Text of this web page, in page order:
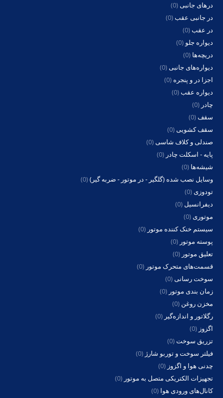
درهای جانبی(0)
در جانبی عقب(0)
در عقب(0)
دیواره جلو (0)
دریچه‌ها (0)
دیواره‌های جانبی(0)
اجزا در و پنجره (0)
دیواره عقب(0)
چادر (0)
سقف(0)
سقف کشویی(0)
صندلی و کلاف شاسی(0)
پایه - اسکلت چادر (0)
شیشه‌ها (0)
وسایل نصب شده (گلگیر - در موتور - ضربه گیر)(0)
تودوزی(0)
دیفرانسیل (0)
موتوری(0)
سیستم خنک کننده موتور (0)
پوسته موتور (0)
تعلیق موتور (0)
قسمت‌های متحرک موتور (0)
سوخت رسانی(0)
زمان بندی موتور (0)
مخزن روغن (0)
رگلاتور و اندازه‌گیر (0)
اگزوز (0)
تزریق سوخت(0)
فیلتر سوخت و توربو شارژ (0)
چدنی هوا و اگزوز (0)
تجهیزات الکتریکی متصل به موتور (0)
کانال‌های ورودی هوا (0)